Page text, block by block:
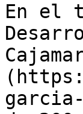
En el